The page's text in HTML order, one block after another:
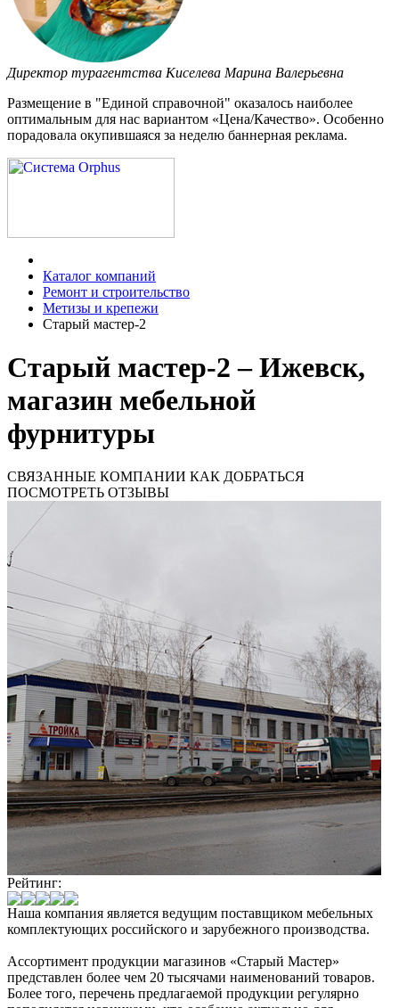
Директор турагентства Киселева Марина Валерьевна
Размещение в "Единой справочной" оказалось наиболее
оптимальным для нас вариантом «Цена/Качество». Особенно
порадовала окупившаяся за неделю баннерная реклама.
Каталог компаний
Ремонт и строительство
Метизы и крепежи
Старый мастер-2
Старый мастер-2 – Ижевск,
магазин мебельной
фурнитуры
СВЯЗАННЫЕ КОМПАНИИ КАК ДОБРАТЬСЯ
ПОСМОТРЕТЬ ОТЗЫВЫ
Рейтинг:
Наша компания является ведущим поставщиком мебельных
комплектующих российского и зарубежного производства.
Ассортимент продукции магазинов «Старый Мастер»
представлен более чем 20 тысячами наименований товаров.
Более того, перечень предлагаемой продукции регулярно